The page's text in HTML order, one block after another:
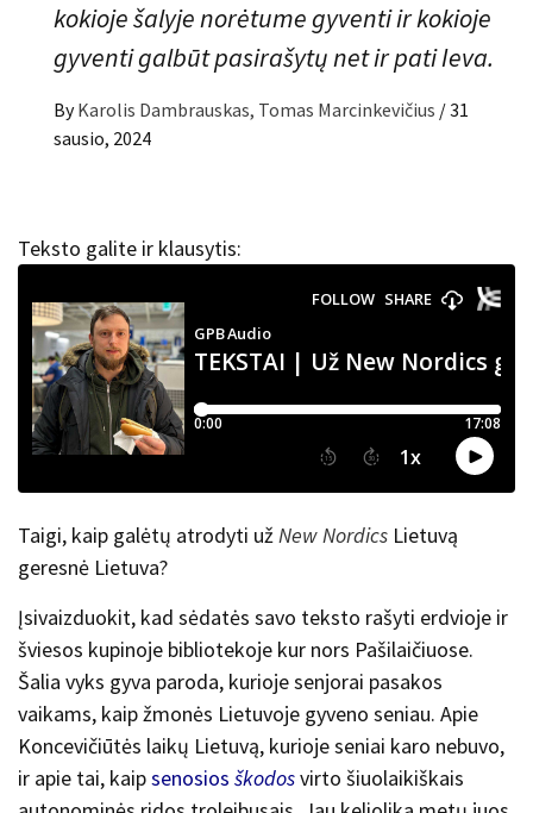
kokioje šalyje norėtume gyventi ir kokioje
gyventi galbūt pasirašytų net ir pati Ieva.
By Karolis Dambrauskas, Tomas Marcinkevičius /31
sausio, 2024
Teksto galite ir klausytis:
Taigi, kaip galėtų atrodyti užNew Nordics Lietuvą
geresnė Lietuva?
Įsivaizduokit, kad sėdatės savo teksto rašyti erdvioje ir
šviesos kupinoje bibliotekoje kur nors Pašilaičiuose.
Šalia vyks gyva paroda, kurioje senjorai pasakos
vaikams, kaip žmonės Lietuvoje gyveno seniau. Apie
Koncevičiūtės laikų Lietuvą, kurioje seniai karo nebuvo,
ir apie tai, kaipsenosios škodosvirto šiuolaikiškais